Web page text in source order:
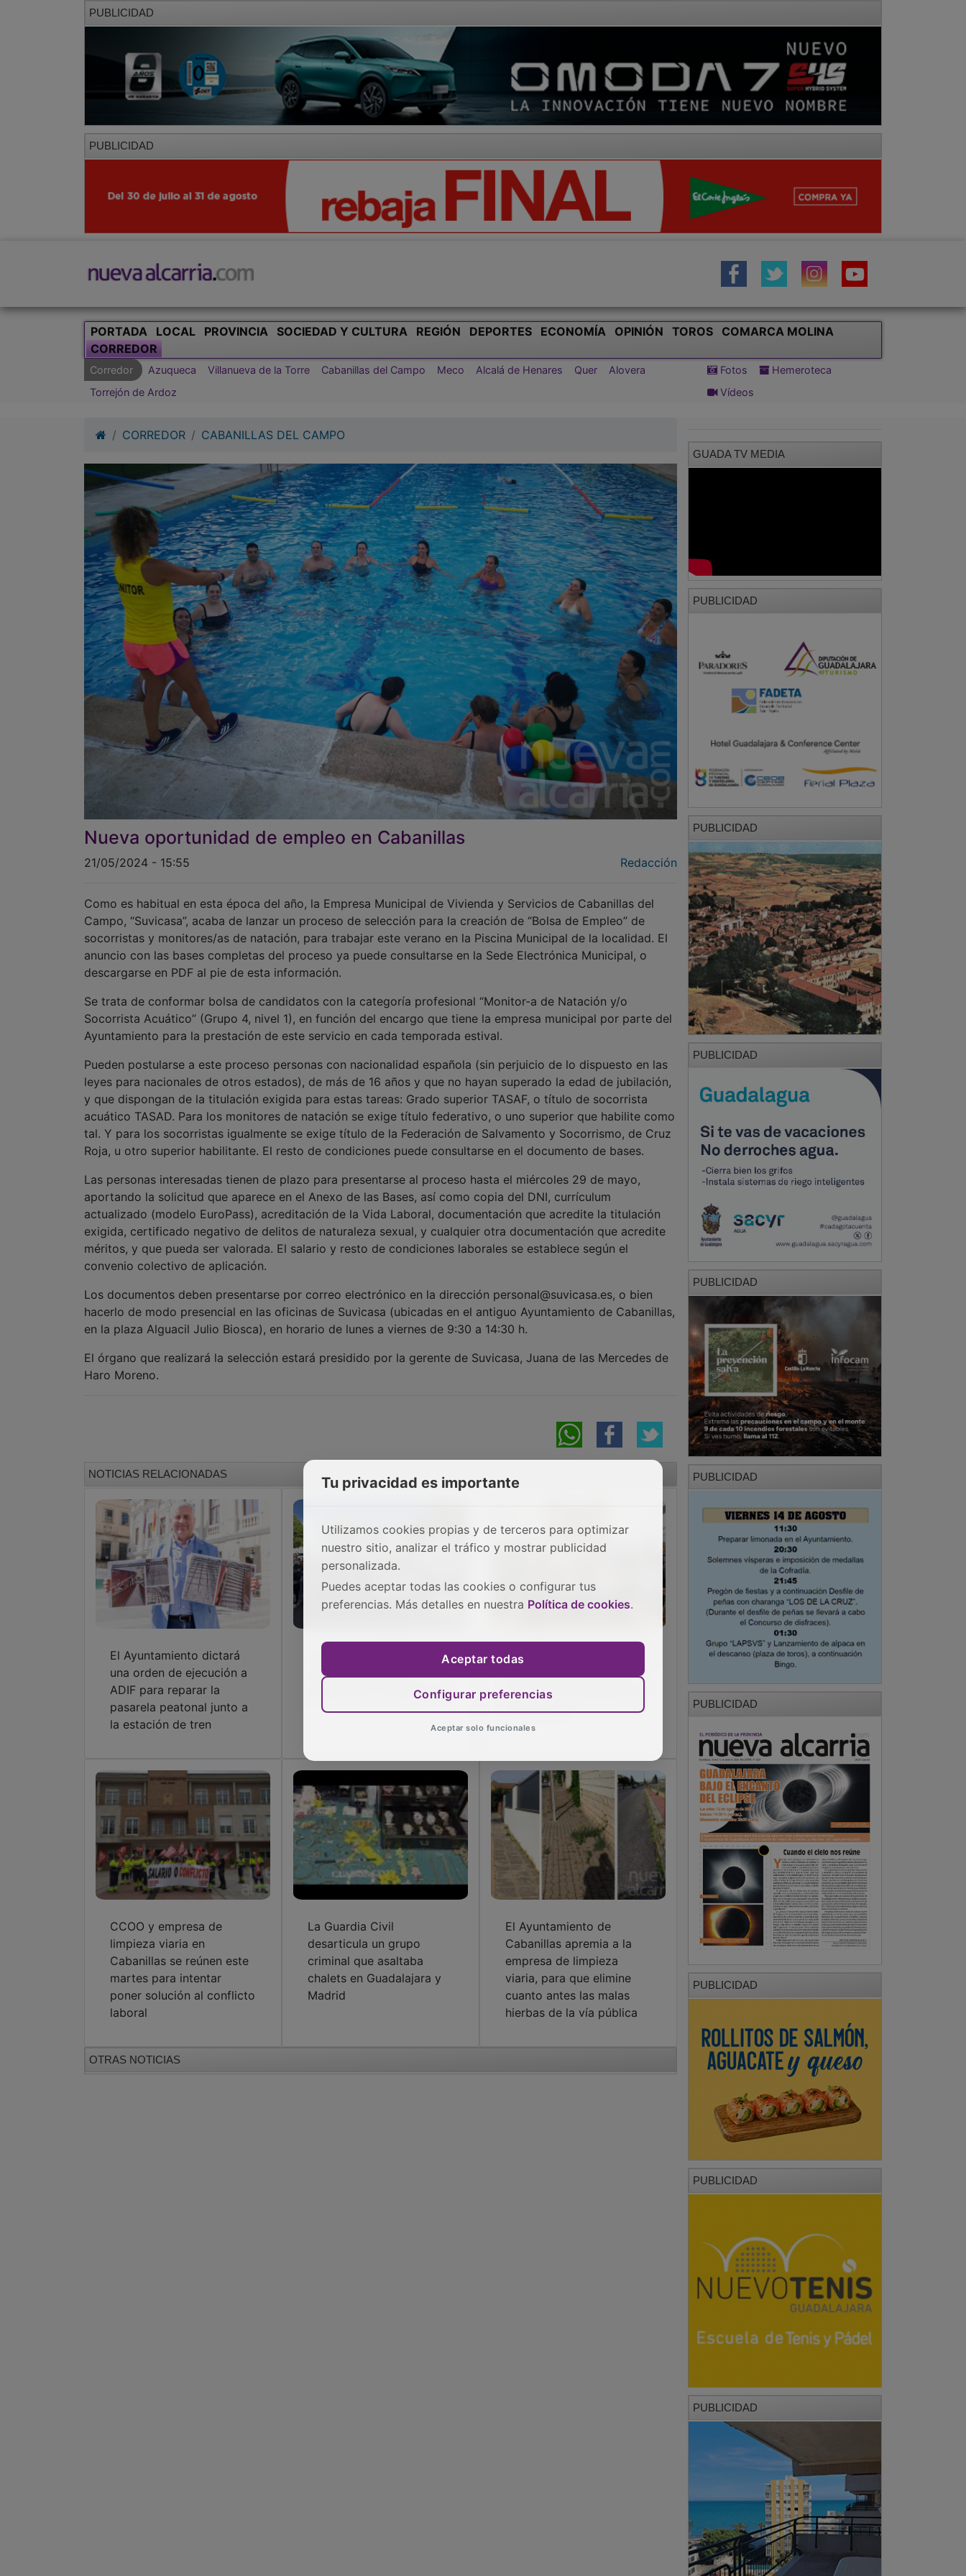
PUBLICIDAD
PUBLICIDAD
PORTADA LOCAL PROVINCIA SOCIEDAD Y CULTURA REGIÓN DEPORTES ECONOMÍA OPINIÓN TOROS
COMARCA MOLINA
CORREDOR
Corredor Azuqueca Villanueva de la Torre Cabanillas del Campo Meco Alcalá de Henares Quer
Alovera
Torrejón de Ardoz
Fotos
Hemeroteca
Vídeos
CORREDOR CABANILLAS DEL CAMPO
Nueva oportunidad de empleo en Cabanillas
21/05/2024 - 15:55 Redacción
Como es habitual en esta época del año, la Empresa Municipal de Vivienda y Servicios de Cabanillas del
Campo, “Suvicasa”, acaba de lanzar un proceso de selección para la creación de “Bolsa de Empleo” de
socorristas y monitores/as de natación, para trabajar este verano en la Piscina Municipal de la localidad. El
anuncio con las bases completas del proceso ya puede consultarse en la Sede Electrónica Municipal, o
descargarse en PDF al pie de esta información.
Se trata de conformar bolsa de candidatos con la categoría profesional “Monitor-a de Natación y/o
Socorrista Acuático” (Grupo 4, nivel 1), en función del encargo que tiene la empresa municipal por parte del
Ayuntamiento para la prestación de este servicio en cada temporada estival.
Pueden postularse a este proceso personas con nacionalidad española (sin perjuicio de lo dispuesto en las
leyes para nacionales de otros estados), de más de 16 años y que no hayan superado la edad de jubilación,
y que dispongan de la titulación exigida para estas tareas: Grado superior TASAF, o título de socorrista
acuático TASAD. Para los monitores de natación se exige título federativo, o uno superior que habilite como
tal. Y para los socorristas igualmente se exige título de la Federación de Salvamento y Socorrismo, de Cruz
Roja, u otro superior habilitante. El resto de condiciones puede consultarse en el documento de bases.
Las personas interesadas tienen de plazo para presentarse al proceso hasta el miércoles 29 de mayo,
aportando la solicitud que aparece en el Anexo de las Bases, así como copia del DNI, currículum
actualizado (modelo EuroPass), acreditación de la Vida Laboral, documentación que acredite la titulación
exigida, certificado negativo de delitos de naturaleza sexual, y cualquier otra documentación que acredite
méritos, y que pueda ser valorada. El salario y resto de condiciones laborales se establece según el
convenio colectivo de aplicación.
Los documentos deben presentarse por correo electrónico en la dirección personal@suvicasa.es, o bien
hacerlo de modo presencial en las oficinas de Suvicasa (ubicadas en el antiguo Ayuntamiento de Cabanillas,
en la plaza Alguacil Julio Biosca), en horario de lunes a viernes de 9:30 a 14:30 h.
El órgano que realizará la selección estará presidido por la gerente de Suvicasa, Juana de las Mercedes de
Haro Moreno.
NOTICIAS RELACIONADAS
El Ayuntamiento dictará
una orden de ejecución a
ADIF para reparar la
pasarela peatonal junto a
la estación de tren
de Europa con una
apuesta por la educación
Visita a las Cortes de CLM
mujeres y de jubilados de
CCOO y empresa de
limpieza viaria en
Cabanillas se reúnen este
martes para intentar
poner solución al conflicto
laboral
La Guardia Civil
desarticula un grupo
criminal que asaltaba
chalets en Guadalajara y
Madrid
El Ayuntamiento de
Cabanillas apremia a la
empresa de limpieza
viaria, para que elimine
cuanto antes las malas
hierbas de la vía pública
OTRAS NOTICIAS
GUADA TV MEDIA
PUBLICIDAD
PUBLICIDAD
PUBLICIDAD
PUBLICIDAD
PUBLICIDAD
PUBLICIDAD
PUBLICIDAD
PUBLICIDAD
PUBLICIDAD
Tu privacidad es importante
Utilizamos cookies propias y de terceros para optimizar
nuestro sitio, analizar el tráfico y mostrar publicidad
personalizada.
Puedes aceptar todas las cookies o configurar tus
preferencias. Más detalles en nuestra Política de cookies.
Aceptar todas
Configurar preferencias
Aceptar solo funcionales